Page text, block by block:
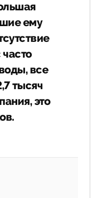
ему
все
тысяч
это